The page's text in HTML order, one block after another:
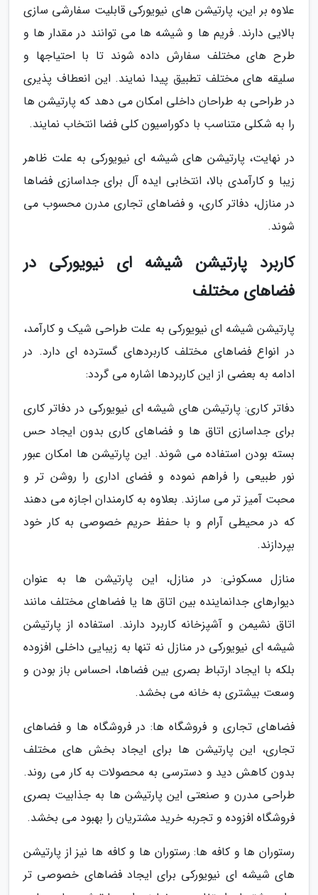
علاوه بر این، پارتیشن های نیویورکی قابلیت سفارشی سازی
بالایی دارند. فریم ها و شیشه ها می توانند در مقدار ها و
طرح های مختلف سفارش داده شوند تا با احتیاجها و
سلیقه های مختلف تطبیق پیدا نمایند. این انعطاف پذیری
در طراحی به طراحان داخلی امکان می دهد که پارتیشن ها
را به شکلی متناسب با دکوراسیون کلی فضا انتخاب نمایند.
در نهایت، پارتیشن های شیشه ای نیویورکی به علت ظاهر
زیبا و کارآمدی بالا، انتخابی ایده آل برای جداسازی فضاها
در منازل، دفاتر کاری، و فضاهای تجاری مدرن محسوب می
شوند.
کاربرد پارتیشن شیشه ای نیویورکی در
فضاهای مختلف
پارتیشن شیشه ای نیویورکی به علت طراحی شیک و کارآمد،
در انواع فضاهای مختلف کاربردهای گسترده ای دارد. در
ادامه به بعضی از این کاربردها اشاره می گردد:
دفاتر کاری: پارتیشن های شیشه ای نیویورکی در دفاتر کاری
برای جداسازی اتاق ها و فضاهای کاری بدون ایجاد حس
بسته بودن استفاده می شوند. این پارتیشن ها امکان عبور
نور طبیعی را فراهم نموده و فضای اداری را روشن تر و
محبت آمیز تر می سازند. بعلاوه به کارمندان اجازه می دهند
که در محیطی آرام و با حفظ حریم خصوصی به کار خود
بپردازند.
منازل مسکونی: در منازل، این پارتیشن ها به عنوان
دیوارهای جدانماینده بین اتاق ها یا فضاهای مختلف مانند
اتاق نشیمن و آشپزخانه کاربرد دارند. استفاده از پارتیشن
شیشه ای نیویورکی در منازل نه تنها به زیبایی داخلی افزوده
بلکه با ایجاد ارتباط بصری بین فضاها، احساس باز بودن و
وسعت بیشتری به خانه می بخشد.
فضاهای تجاری و فروشگاه ها: در فروشگاه ها و فضاهای
تجاری، این پارتیشن ها برای ایجاد بخش های مختلف
بدون کاهش دید و دسترسی به محصولات به کار می روند.
طراحی مدرن و صنعتی این پارتیشن ها به جذابیت بصری
فروشگاه افزوده و تجربه خرید مشتریان را بهبود می بخشد.
رستوران ها و کافه ها: رستوران ها و کافه ها نیز از پارتیشن
های شیشه ای نیویورکی برای ایجاد فضاهای خصوصی تر